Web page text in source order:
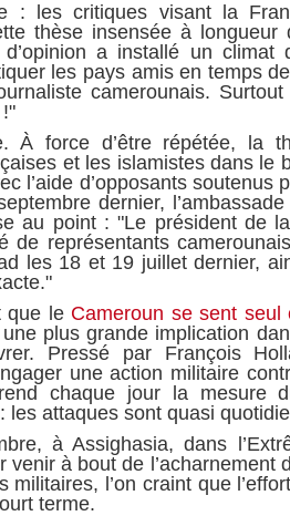
: les critiques visant la
thèse insensée à longueur
a installé un
les pays amis en temps
camerounais.
À force d’être répétée, la
et les islamistes dans le
l’aide d’opposants
dernier,
au point : "Le président de
de représentants
les 18 et 19 juillet dernier,
que le Cameroun se sent seul
plus grande implication
Pressé par François
une action militaire
chaque jour la mesure
les attaques sont quasi
à Assighasia, dans
venir à bout de l’acharnement
militaires, l’on craint que
terme.